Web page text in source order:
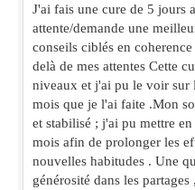
J'ai fais une cure de 5 jours
attente/demande une
conseils ciblés en
delà de mes attentes Cette
niveaux et j'ai pu le voir sur
mois que je l'ai faite .Mon
et stabilisé ; j'ai pu mettre
mois afin de prolonger les
nouvelles habitudes . Une
générosité dans les